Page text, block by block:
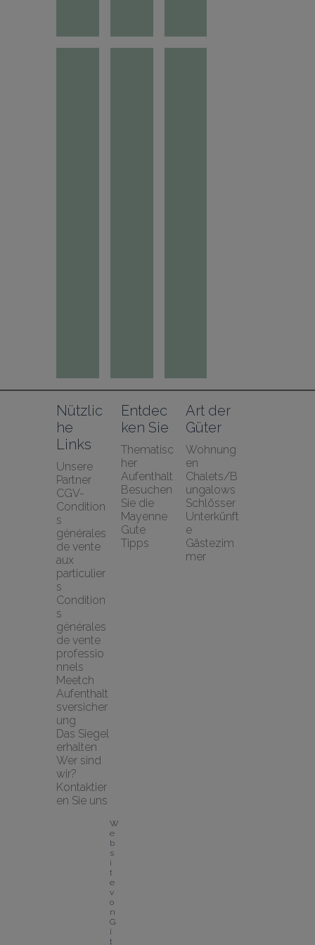
Nützlic
he
Links
Unsere
Partner
CGV-
Condition
s
générales
de vente
aux
particulier
s
Condition
s
générales
de vente
professio
nnels
Meetch
Aufenthalt
sversicher
ung
Das Siegel
erhalten
Wer sind
wir?
Kontaktier
en Sie uns
Entdec
ken Sie
Thematisc
her
Aufenthalt
Besuchen
Sie die
Mayenne
Gute
Tipps
Art der
Güter
Wohnung
en
Chalets/B
ungalows
Schlösser
Unterkünft
e
Gästezim
mer
W
e
b
s
i
t
e
v
o
n
G
î
t